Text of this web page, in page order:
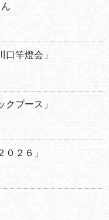
竿燈会」
クブース」
０２６」